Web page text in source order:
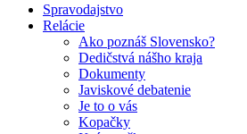
Spravodajstvo
Relácie
Ako poznáš Slovensko?
Dedičstvá nášho kraja
Dokumenty
Javiskové debatenie
Je to o vás
Kopačky